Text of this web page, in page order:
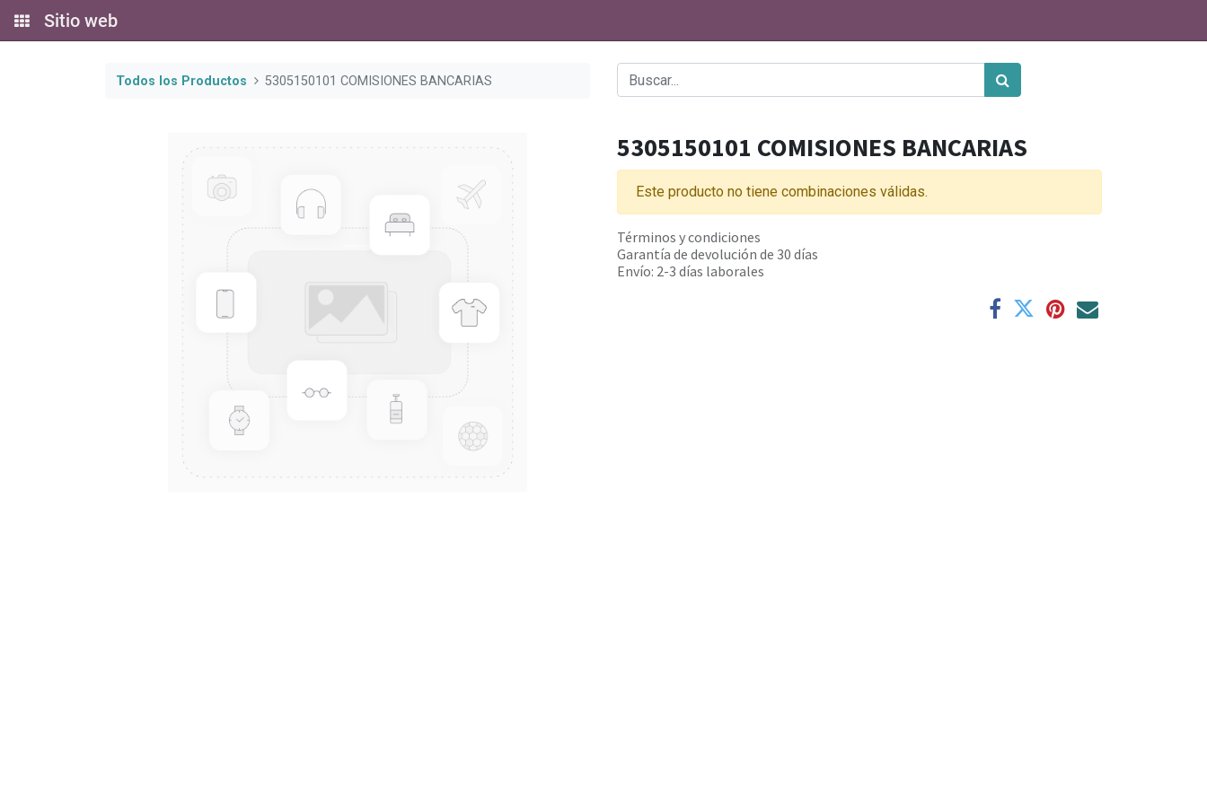
Sitio web
Todos los Productos 5305150101 COMISIONES BANCARIAS
5305150101 COMISIONES BANCARIAS
Este producto no tiene combinaciones válidas.
Términos y condiciones
Garantía de devolución de 30 días
Envío: 2-3 días laborales